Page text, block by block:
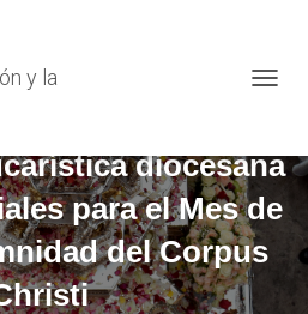
y la
B
A
M
diocesana
para el Mes de
del Corpus